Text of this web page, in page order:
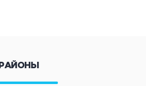
РАЙОНЫ